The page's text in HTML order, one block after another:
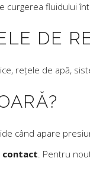
fluidului
DE
rețele de apă,
când apare
contact. Pentru